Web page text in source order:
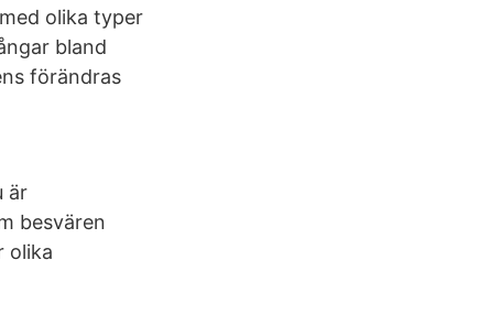
olika typer
bland
förändras
är
besvären
olika